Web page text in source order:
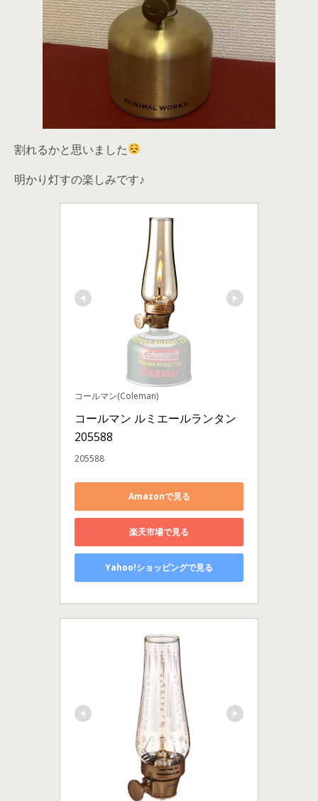
割れるかと思いました
明かり灯すの楽しみです♪
コールマン(Coleman)
コールマン ルミエールランタン
205588
205588
Amazonで見る
楽天市場で見る
Yahoo!ショッピングで見る